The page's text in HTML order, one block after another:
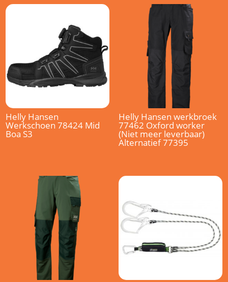
Helly Hansen
Werkschoen 78424 Mid
Boa S3
Helly Hansen werkbroek
77462 Oxford worker
(Niet meer leverbaar)
Alternatief 77395